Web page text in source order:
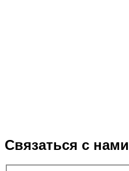
Связаться с нами